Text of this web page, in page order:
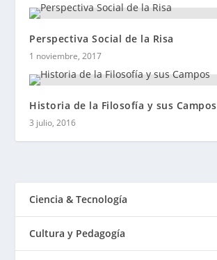
Perspectiva Social de la Risa
1 noviembre, 2017
Historia de la Filosofía y sus Campos
3 julio, 2016
Ciencia & Tecnología
Cultura y Pedagogía